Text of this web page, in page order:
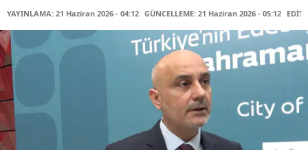
YAYINLAMA: 21 Haziran 2026 - 04:12 GÜNCELLEME: 21 Haziran 2026 - 05:12